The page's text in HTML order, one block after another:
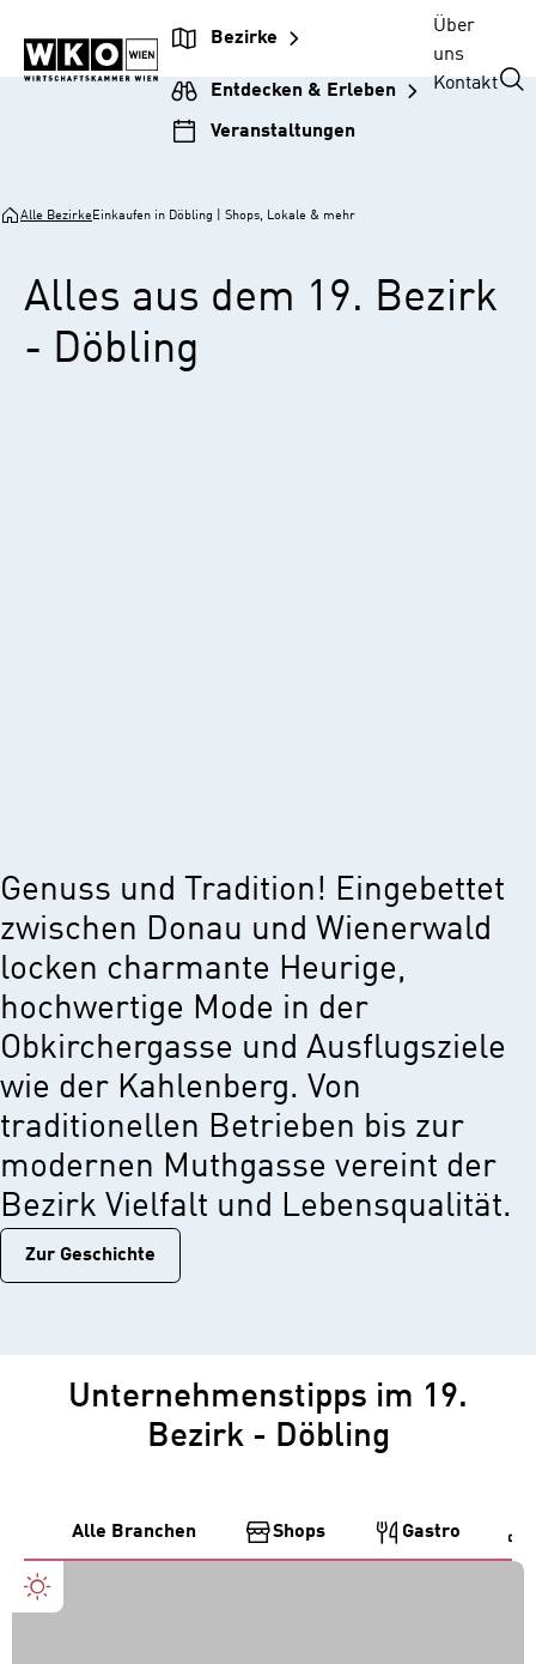
Unternehmensnavigation
springen
Inhalt
springen
Hauptnavigation
springen
Footer
springen
Bezirke
Entdecken & Erleben
Veranstaltungen
Über
uns
Kontakt
Alle BezirkeEinkaufen in Döbling | Shops, Lokale & mehr
Alles aus dem 19. Bezirk
- Döbling
Genuss und Tradition! Eingebettet
zwischen Donau und Wienerwald
locken charmante Heurige,
hochwertige Mode in der
Obkirchergasse und Ausflugsziele
wie der Kahlenberg. Von
traditionellen Betrieben bis zur
modernen Muthgasse vereint der
Bezirk Vielfalt und Lebensqualität.
Zur Geschichtе
Unternehmenstipps im 19.
Bezirk - Döbling
Alle Branchen Shops Gastro